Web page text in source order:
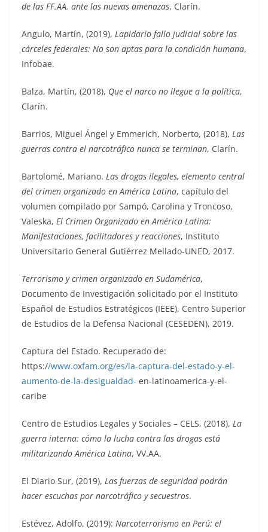
de las FF.AA. ante las nuevas amenazas, Clarín.
Angulo, Martín, (2019), Lapidario fallo judicial sobre las
cárceles federales: No son aptas para la condición humana,
Infobae.
Balza, Martín, (2018), Que el narco no llegue a la política,
Clarín.
Barrios, Miguel Ángel y Emmerich, Norberto, (2018), Las
guerras contra el narcotráfico nunca se terminan, Clarín.
Bartolomé, Mariano. Las drogas ilegales, elemento central
del crimen organizado en América Latina, capítulo del
volumen compilado por Sampó, Carolina y Troncoso,
Valeska, El Crimen Organizado en América Latina:
Manifestaciones, facilitadores y reacciones, Instituto
Universitario General Gutiérrez Mellado-UNED, 2017.
Terrorismo y crimen organizado en Sudamérica,
Documento de Investigación solicitado por el Instituto
Español de Estudios Estratégicos (IEEE), Centro Superior
de Estudios de la Defensa Nacional (CESEDEN), 2019.
Captura del Estado. Recuperado de:
https://www.oxfam.org/es/la-captura-del-estado-y-el-
aumento-de-la-desigualdad- en-latinoamerica-y-el-
caribe
Centro de Estudios Legales y Sociales – CELS, (2018), La
guerra interna: cómo la lucha contra las drogas está
militarizando América Latina, VV.AA.
El Diario Sur, (2019), Las fuerzas de seguridad podrán
hacer escuchas por narcotráfico y secuestros.
Estévez, Adolfo, (2019): Narcoterrorismo en Perú: el